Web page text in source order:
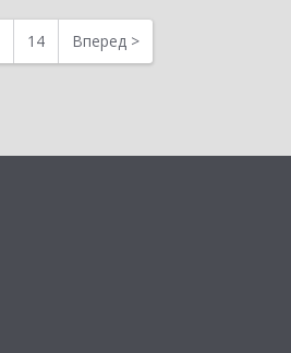
й Бизнес-
2023 г., Попов
14 Вперед >